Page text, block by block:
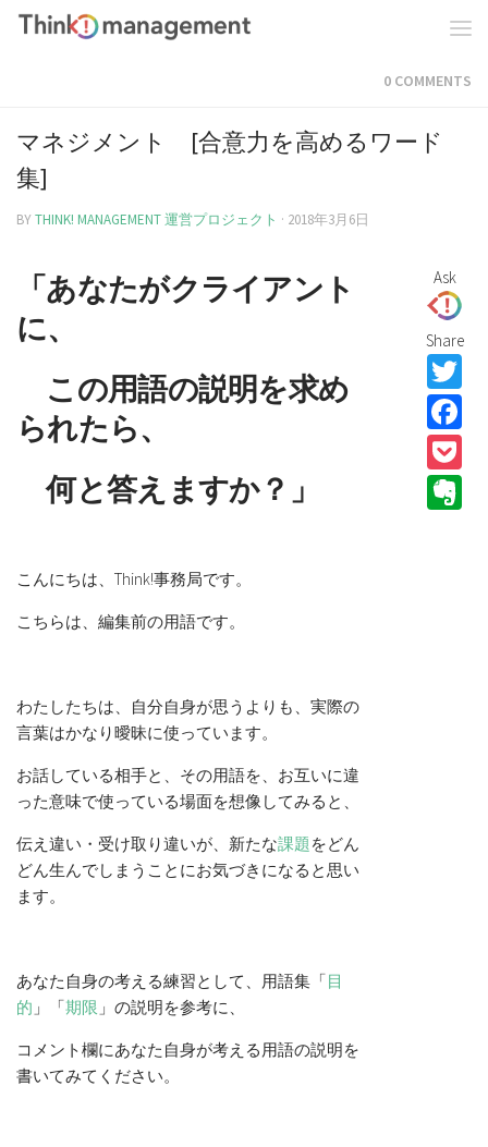
0 COMMENTS
マネジメント [合意力を高めるワード
集]
BYTHINK! MANAGEMENT 運営プロジェクト · 2018年3月6日
「あなたがクライアント
に、
この用語の説明を求め
られたら、
何と答えますか？」
こんにちは、Think!事務局です。
こちらは、編集前の用語です。
わたしたちは、自分自身が思うよりも、実際の
言葉はかなり曖昧に使っています。
お話している相手と、その用語を、お互いに違
った意味で使っている場面を想像してみると、
伝え違い・受け取り違いが、新たな課題をどん
どん生んでしまうことにお気づきになると思い
ます。
あなた自身の考える練習として、用語集「目
的 」「期限 」の説明を参考に、
コメント欄にあなた自身が考える用語の説明を
書いてみてください。
Ask
Share